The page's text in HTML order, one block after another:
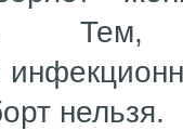
нельзя.